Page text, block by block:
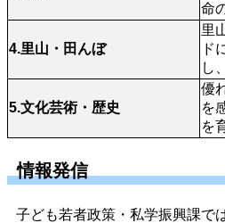
命
4.里山・田んぼ
里
ド
し
5.文化芸術・歴史
優
を
を
情報発信
子ども若者政策・私学振興課で